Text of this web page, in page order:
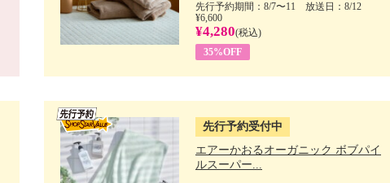
先行予約期間：8/7〜11 放送日：8/12
¥6,600
¥4,280(税込)
35%OFF
先行予約受付中
エアーかおるオーガニック ボブパイ
ルスーパー...